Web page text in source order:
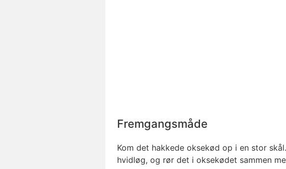
Fremgangsmåde
Kom det hakkede oksekød op i en stor
hvidløg, og rør det i oksekødet sammen